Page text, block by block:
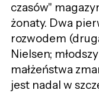
czasów"
żonaty. Dwa
rozwodem
Nielsen;
małżeństwa
jest nadal w